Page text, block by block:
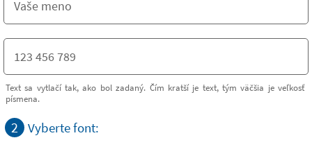
Text sa vytlačí tak, ako bol zadaný. Čím kratší je text, tým väčšia je veľkosť
písmena.
2 Vyberte font: